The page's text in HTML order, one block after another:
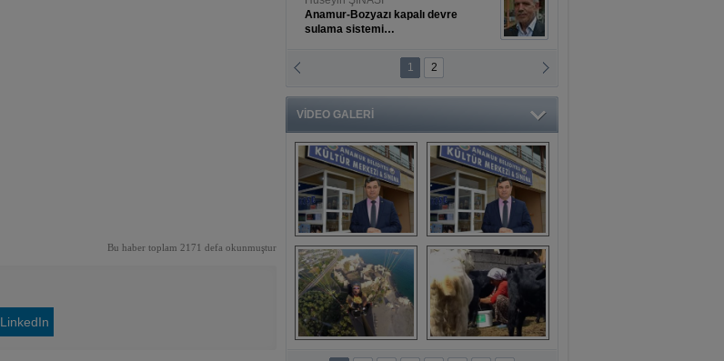
Bu haber toplam 2171 defa okunmuştur
LinkedIn
Anamur-Bozyazı kapalı devre
sulama sistemi…
Bünyesinde Bahar Şöleni
1 2
VİDEO GALERİ
Başkan Türe'den
sansür açıklaması
Mahsun
Kırmızıgül’ün
filmine başkan
Mehmet Türe’den
sansür!